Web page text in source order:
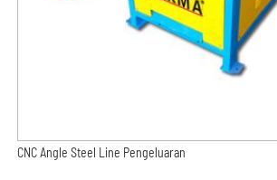
CNC Angle Steel Line Pengeluaran